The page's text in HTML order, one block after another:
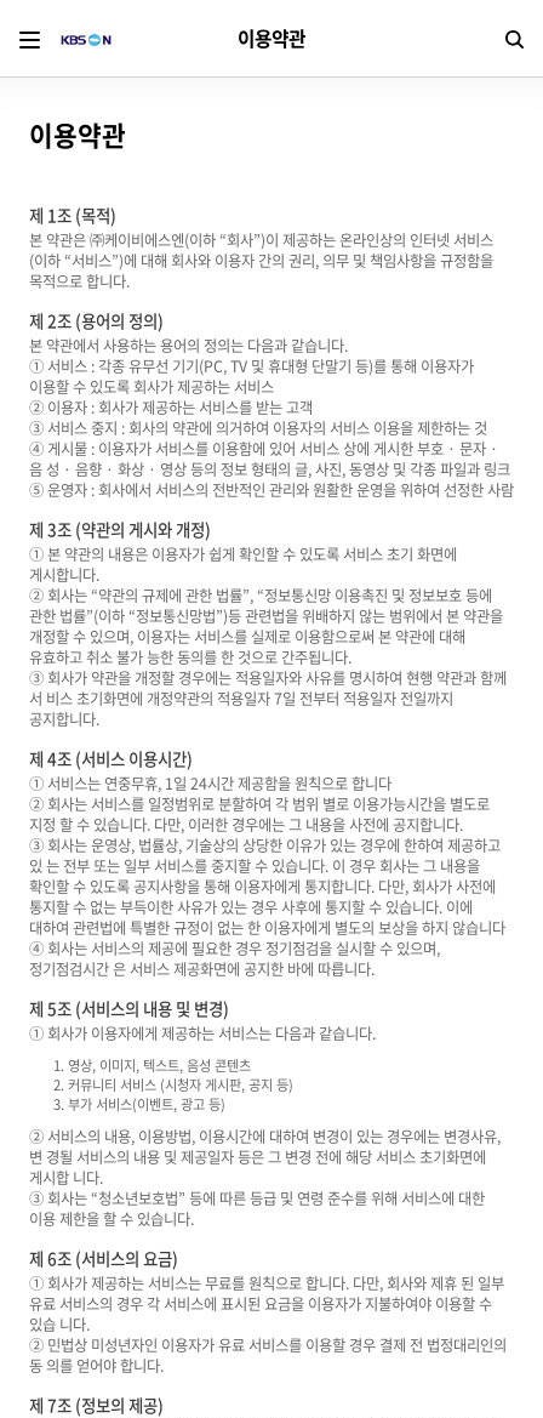
이용약관 검
이용약관
제 1조 (목적)
본 약관은 ㈜케이비에스엔(이하 “회사”)이 제공하는 온라인상의 인터넷 서비스
(이하 “서비스”)에 대해 회사와 이용자 간의 권리, 의무 및 책임사항을 규정함을
목적으로 합니다.
제 2조 (용어의 정의)
본 약관에서 사용하는 용어의 정의는 다음과 같습니다.
① 서비스 : 각종 유무선 기기(PC, TV 및 휴대형 단말기 등)를 통해 이용자가
이용할 수 있도록 회사가 제공하는 서비스
② 이용자 : 회사가 제공하는 서비스를 받는 고객
③ 서비스 중지 : 회사의 약관에 의거하여 이용자의 서비스 이용을 제한하는 것
④ 게시물 : 이용자가 서비스를 이용함에 있어 서비스 상에 게시한 부호 · 문자 ·
음 성 · 음향 · 화상 · 영상 등의 정보 형태의 글, 사진, 동영상 및 각종 파일과 링크
⑤ 운영자 : 회사에서 서비스의 전반적인 관리와 원활한 운영을 위하여 선정한 사람
제 3조 (약관의 게시와 개정)
① 본 약관의 내용은 이용자가 쉽게 확인할 수 있도록 서비스 초기 화면에
게시합니다.
② 회사는 “약관의 규제에 관한 법률”, “정보통신망 이용촉진 및 정보보호 등에
관한 법률”(이하 “정보통신망법”)등 관련법을 위배하지 않는 범위에서 본 약관을
개정할 수 있으며, 이용자는 서비스를 실제로 이용함으로써 본 약관에 대해
유효하고 취소 불가 능한 동의를 한 것으로 간주됩니다.
③ 회사가 약관을 개정할 경우에는 적용일자와 사유를 명시하여 현행 약관과 함께
서 비스 초기화면에 개정약관의 적용일자 7일 전부터 적용일자 전일까지
공지합니다.
제 4조 (서비스 이용시간)
① 서비스는 연중무휴, 1일 24시간 제공함을 원칙으로 합니다
② 회사는 서비스를 일정범위로 분할하여 각 범위 별로 이용가능시간을 별도로
지정 할 수 있습니다. 다만, 이러한 경우에는 그 내용을 사전에 공지합니다.
③ 회사는 운영상, 법률상, 기술상의 상당한 이유가 있는 경우에 한하여 제공하고
있 는 전부 또는 일부 서비스를 중지할 수 있습니다. 이 경우 회사는 그 내용을
확인할 수 있도록 공지사항을 통해 이용자에게 통지합니다. 다만, 회사가 사전에
통지할 수 없는 부득이한 사유가 있는 경우 사후에 통지할 수 있습니다. 이에
대하여 관련법에 특별한 규정이 없는 한 이용자에게 별도의 보상을 하지 않습니다
④ 회사는 서비스의 제공에 필요한 경우 정기점검을 실시할 수 있으며,
정기점검시간 은 서비스 제공화면에 공지한 바에 따릅니다.
제 5조 (서비스의 내용 및 변경)
① 회사가 이용자에게 제공하는 서비스는 다음과 같습니다.
1. 영상, 이미지, 텍스트, 음성 콘텐츠
2. 커뮤니티 서비스 (시청자 게시판, 공지 등)
3. 부가 서비스(이벤트, 광고 등)
② 서비스의 내용, 이용방법, 이용시간에 대하여 변경이 있는 경우에는 변경사유,
변 경될 서비스의 내용 및 제공일자 등은 그 변경 전에 해당 서비스 초기화면에
게시합 니다.
③ 회사는 “청소년보호법” 등에 따른 등급 및 연령 준수를 위해 서비스에 대한
이용 제한을 할 수 있습니다.
제 6조 (서비스의 요금)
① 회사가 제공하는 서비스는 무료를 원칙으로 합니다. 다만, 회사와 제휴 된 일부
유료 서비스의 경우 각 서비스에 표시된 요금을 이용자가 지불하여야 이용할 수
있습 니다.
② 민법상 미성년자인 이용자가 유료 서비스를 이용할 경우 결제 전 법정대리인의
동 의를 얻어야 합니다.
제 7조 (정보의 제공)